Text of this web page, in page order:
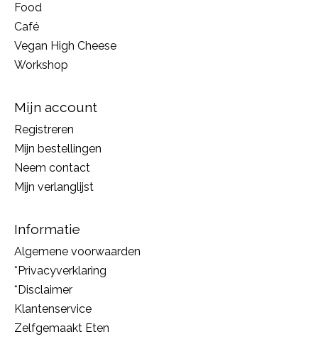
Food
Café
Vegan High Cheese
Workshop
Mijn account
Registreren
Mijn bestellingen
Neem contact
Mijn verlanglijst
Informatie
Algemene voorwaarden
*Privacyverklaring
*Disclaimer
Klantenservice
Zelfgemaakt Eten